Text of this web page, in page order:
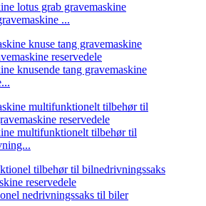
lotus grab gravemaskine
...
knusende tang gravemaskine
multifunktionelt tilbehør til
nedrivningssaks til biler